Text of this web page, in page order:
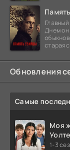
Днем он
Обновления
Самые
Моя
1-3